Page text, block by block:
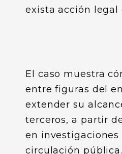
exista acción legal
El caso muestra
entre figuras del
extender su
terceros, a partir
en
circulación pública.